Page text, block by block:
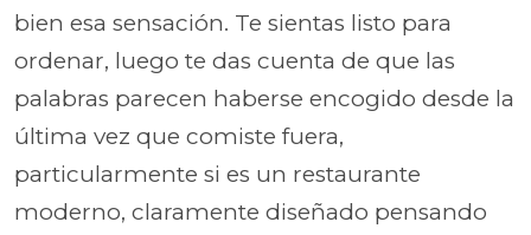
bien esa sensación. Te sientas listo para
ordenar, luego te das cuenta de que las
palabras parecen haberse encogido desde la
última vez que comiste fuera,
particularmente si es un restaurante
moderno, claramente diseñado pensando